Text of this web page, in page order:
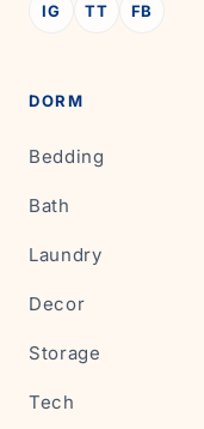
IG TT FB
DORM
Bedding
Bath
Laundry
Decor
Storage
Tech